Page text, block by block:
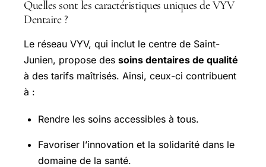
Quelles sont les caractéristiques uniques de VYV
Dentaire ?
Le réseau VYV, qui inclut le centre de Saint-
Junien, propose des soins dentaires de qualité
à des tarifs maîtrisés. Ainsi, ceux-ci contribuent
à :
Rendre les soins accessibles à tous.
Favoriser l’innovation et la solidarité dans le
domaine de la santé.